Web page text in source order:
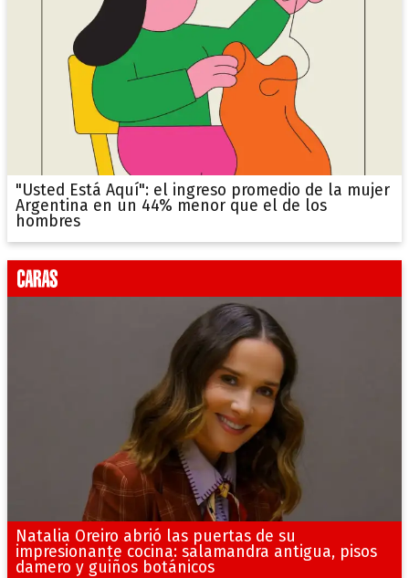
"Usted Está Aquí": el ingreso promedio de la mujer
Argentina en un 44% menor que el de los
hombres
Natalia Oreiro abrió las puertas de su
impresionante cocina: salamandra antigua, pisos
damero y guiños botánicos